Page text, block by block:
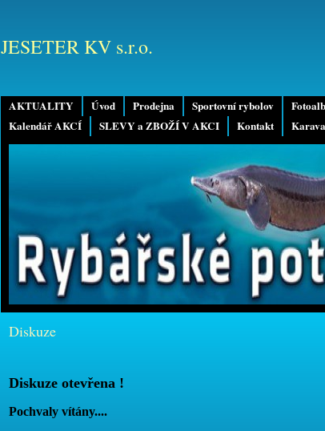
AKTUALITY Úvod Prodejna Sportovní rybolov
Kalendář AKCÍ
SLEVY a ZBOŽÍ V AKCI Kontakt
JESETER KV s.r.o.
Diskuze
Diskuze otevřena !
Pochvaly vítány....